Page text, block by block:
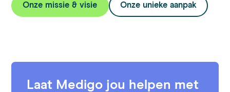
Onze missie & visie Onze unieke aanpak
Laat Medigo jou helpen met